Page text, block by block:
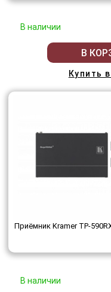
В наличии
В
Купить
Приёмник Kramer TP-
В наличии